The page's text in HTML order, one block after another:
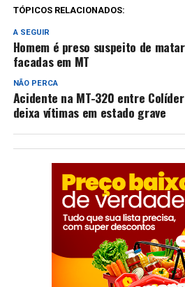
TÓPICOS RELACIONADOS:
A SEGUIR
Homem é preso suspeito de
facadas em MT
NÃO PERCA
Acidente na MT-320 entre
deixa vítimas em estado grave